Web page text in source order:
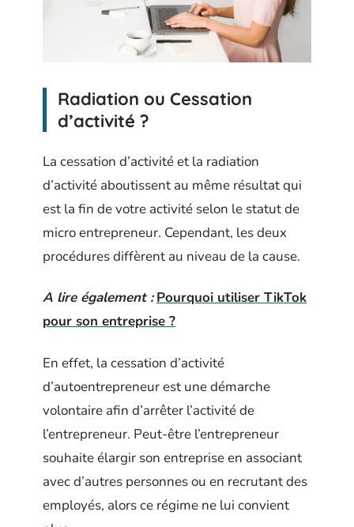
Radiation ou Cessation
d’activité ?
La cessation d’activité et la radiation
d’activité aboutissent au même résultat qui
est la fin de votre activité selon le statut de
micro entrepreneur. Cependant, les deux
procédures diffèrent au niveau de la cause.
A lire également : Pourquoi utiliser TikTok
pour son entreprise ?
En effet, la cessation d’activité
d’autoentrepreneur est une démarche
volontaire afin d’arrêter l’activité de
l’entrepreneur. Peut-être l’entrepreneur
souhaite élargir son entreprise en associant
avec d’autres personnes ou en recrutant des
employés, alors ce régime ne lui convient